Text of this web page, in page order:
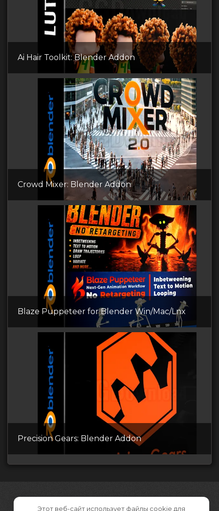
Ai Hair Toolkit: Blender Addon
Crowd Mixer: Blender Addon
Blaze Puppeteer for Blender Win/Mac/Lnx
Precision Gears: Blender Addon
Этот веб-сайт использует файлы cookie для